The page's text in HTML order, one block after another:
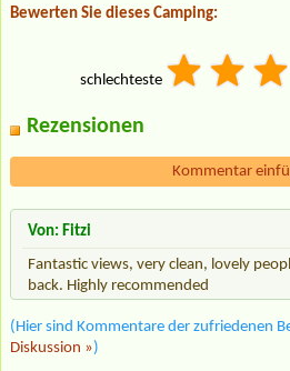
Bewerten Sie dieses Camping:
schlechteste
Rezensionen
Kommentar
Von: Fitzi
Fantastic views, very clean, lovely
back. Highly recommended
(Hier sind Kommentare der zufriedenen
Diskussion »)